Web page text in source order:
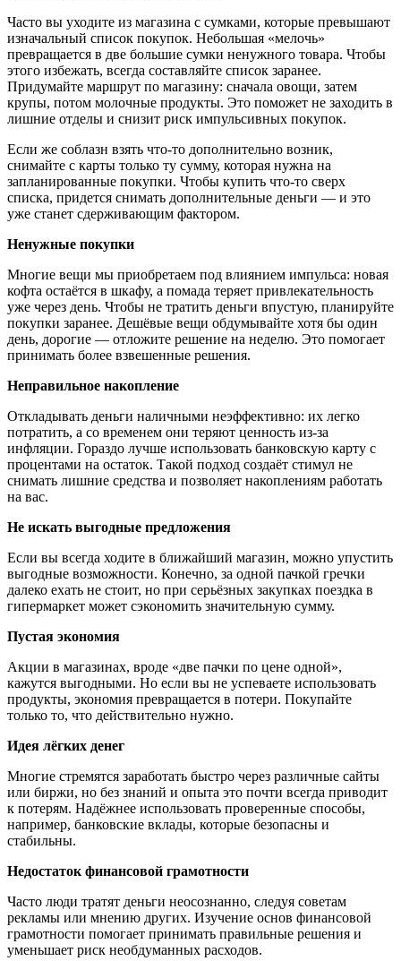
Часто вы уходите из магазина с сумками, которые превышают
изначальный список покупок. Небольшая «мелочь»
превращается в две большие сумки ненужного товара. Чтобы
этого избежать, всегда составляйте список заранее.
Придумайте маршрут по магазину: сначала овощи, затем
крупы, потом молочные продукты. Это поможет не заходить в
лишние отделы и снизит риск импульсивных покупок.
Если же соблазн взять что-то дополнительно возник,
снимайте с карты только ту сумму, которая нужна на
запланированные покупки. Чтобы купить что-то сверх
списка, придется снимать дополнительные деньги — и это
уже станет сдерживающим фактором.
Ненужные покупки
Многие вещи мы приобретаем под влиянием импульса: новая
кофта остаётся в шкафу, а помада теряет привлекательность
уже через день. Чтобы не тратить деньги впустую, планируйте
покупки заранее. Дешёвые вещи обдумывайте хотя бы один
день, дорогие — отложите решение на неделю. Это помогает
принимать более взвешенные решения.
Неправильное накопление
Откладывать деньги наличными неэффективно: их легко
потратить, а со временем они теряют ценность из-за
инфляции. Гораздо лучше использовать банковскую карту с
процентами на остаток. Такой подход создаёт стимул не
снимать лишние средства и позволяет накоплениям работать
на вас.
Не искать выгодные предложения
Если вы всегда ходите в ближайший магазин, можно упустить
выгодные возможности. Конечно, за одной пачкой гречки
далеко ехать не стоит, но при серьёзных закупках поездка в
гипермаркет может сэкономить значительную сумму.
Пустая экономия
Акции в магазинах, вроде «две пачки по цене одной»,
кажутся выгодными. Но если вы не успеваете использовать
продукты, экономия превращается в потери. Покупайте
только то, что действительно нужно.
Идея лёгких денег
Многие стремятся заработать быстро через различные сайты
или биржи, но без знаний и опыта это почти всегда приводит
к потерям. Надёжнее использовать проверенные способы,
например, банковские вклады, которые безопасны и
стабильны.
Недостаток финансовой грамотности
Часто люди тратят деньги неосознанно, следуя советам
рекламы или мнению других. Изучение основ финансовой
грамотности помогает принимать правильные решения и
уменьшает риск необдуманных расходов.